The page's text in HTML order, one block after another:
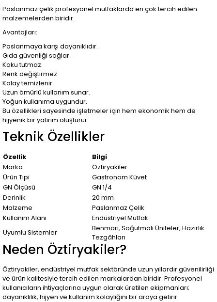
Paslanmaz çelik profesyonel mutfaklarda en çok tercih edilen
malzemelerden biridir.
Avantajları:
Paslanmaya karşı dayanıklıdır.
Gıda güvenliği sağlar.
Koku tutmaz.
Renk değiştirmez.
Kolay temizlenir.
Uzun ömürlü kullanım sunar.
Yoğun kullanıma uygundur.
Bu özellikleri sayesinde işletmeler için hem ekonomik hem de
hijyenik bir yatırım oluşturur.
Teknik Özellikler
Özellik
Bilgi
Marka
Öztiryakiler
Ürün Tipi
Gastronom Küvet
GN Ölçüsü
GN 1/4
Derinlik
20 mm
Malzeme
Paslanmaz Çelik
Kullanım Alanı
Endüstriyel Mutfak
Uyumlu Sistemler
Benmari, Soğutmalı Üniteler, Hazırlık
Tezgâhları
Neden Öztiryakiler?
Öztiryakiler, endüstriyel mutfak sektöründe uzun yıllardır güvenilirliği
ve ürün kalitesiyle tercih edilen markalardan biridir. Profesyonel
kullanıcıların ihtiyaçlarına uygun olarak üretilen ekipmanları;
dayanıklılık, hijyen ve kullanım kolaylığını bir araya getirir.